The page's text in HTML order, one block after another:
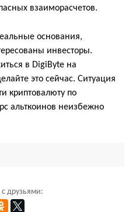
взаиморасчетов.
основания,
инвесторы.
в DigiByte на
это сейчас. Ситуация
криптовалюту по
альткоинов неизбежно
друзьями: